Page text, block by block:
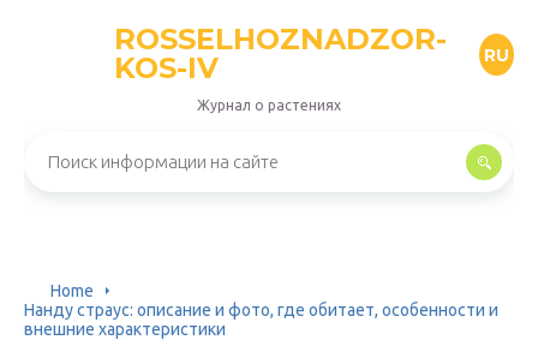
ROSSELHOZNADZOR-
KOS-IV
RU
Журнал о растениях
Home
Нанду страус: описание и фото, где обитает, особенности и
внешние характеристики